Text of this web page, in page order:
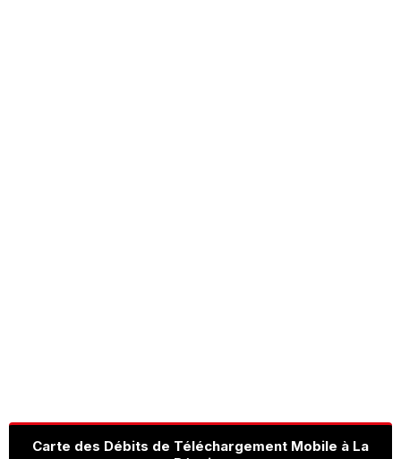
Carte des Débits de Téléchargement Mobile à La